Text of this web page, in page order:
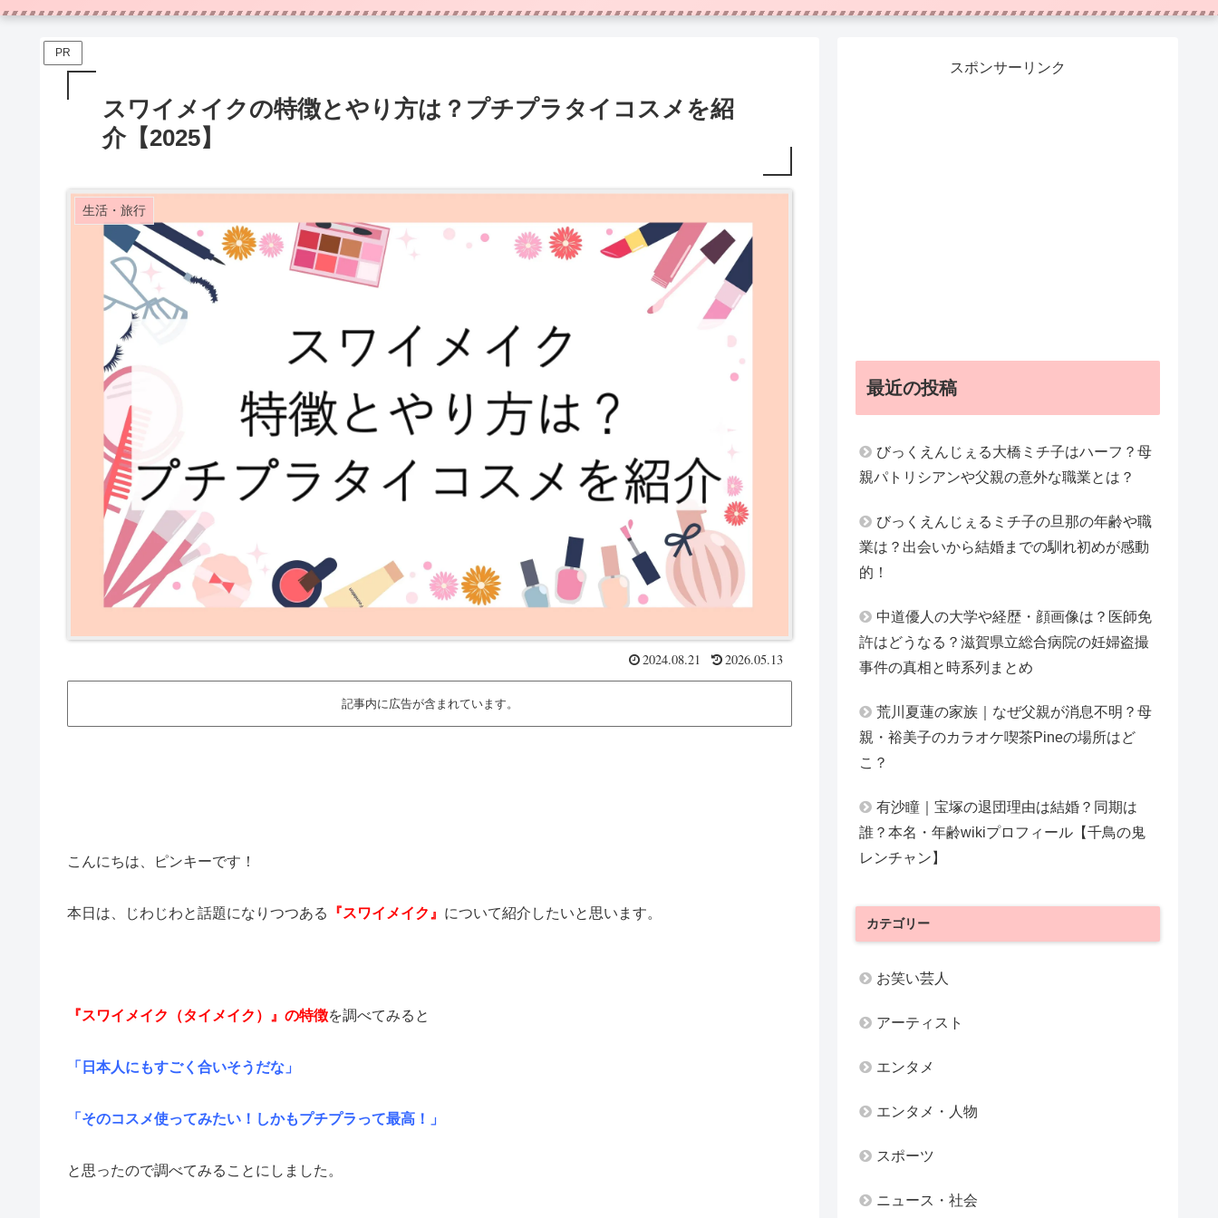
PR
スワイメイクの特徴とやり方は？プチプラタイコスメを紹
介【2025】
生活・旅行
2024.08.21 2026.05.13
記事内に広告が含まれています。
こんにちは、ピンキーです！
本日は、じわじわと話題になりつつある 『スワイメイク』 について紹介したいと思います。
『スワイメイク（タイメイク）』の特徴を調べてみると
「日本人にもすごく合いそうだな」
「そのコスメ使ってみたい！しかもプチプラって最高！」
と思ったので調べてみることにしました。
スポンサーリンク
最近の投稿
びっくえんじぇる大橋ミチ子はハーフ？母
親パトリシアンや父親の意外な職業とは？
びっくえんじぇるミチ子の旦那の年齢や職
業は？出会いから結婚までの馴れ初めが感動
的！
中道優人の大学や経歴・顔画像は？医師免
許はどうなる？滋賀県立総合病院の妊婦盗撮
事件の真相と時系列まとめ
荒川夏蓮の家族｜なぜ父親が消息不明？母
親・裕美子のカラオケ喫茶Pineの場所はど
こ？
有沙瞳｜宝塚の退団理由は結婚？同期は
誰？本名・年齢wikiプロフィール【千鳥の鬼
レンチャン】
カテゴリー
お笑い芸人
アーティスト
エンタメ
エンタメ・人物
スポーツ
ニュース・社会